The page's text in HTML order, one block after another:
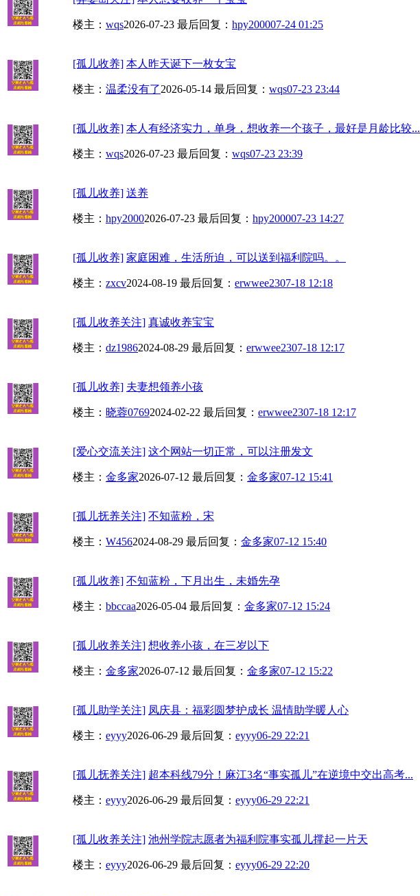
楼主： wqs2026-07-23 最后回复： hpy200007-24 01:25
[孤儿收养] 本人昨天诞下一枚女宝
楼主： 温柔没有了2026-05-14 最后回复： wqs07-23 23:44
[孤儿收养] 本人有经济实力，单身，想收养一个孩子，最好是月龄比较...
楼主： wqs2026-07-23 最后回复： wqs07-23 23:39
[孤儿收养] 送养
楼主： hpy20002026-07-23 最后回复： hpy200007-23 14:27
[孤儿收养] 家庭困难，生活所迫，可以送到福利院吗。。
楼主： zxcv2024-08-19 最后回复： erwwee2307-18 12:18
[孤儿收养关注] 真诚收养宝宝
楼主： dz19862024-08-29 最后回复： erwwee2307-18 12:17
[孤儿收养] 夫妻想领养小孩
楼主： 晓蓉07692024-02-22 最后回复： erwwee2307-18 12:17
[爱心交流关注] 这个网站一切正常，可以注册发文
楼主： 金多家2026-07-12 最后回复： 金多家07-12 15:41
[孤儿抚养关注] 不知蓝粉，宋
楼主： W4562024-08-29 最后回复： 金多家07-12 15:40
[孤儿收养] 不知蓝粉，下月出生，未婚先孕
楼主： bbccaa2026-05-04 最后回复： 金多家07-12 15:24
[孤儿收养关注] 想收养小孩，在三岁以下
楼主： 金多家2026-07-12 最后回复： 金多家07-12 15:22
[孤儿助学关注] 凤庆县：福彩圆梦护成长 温情助学暖人心
楼主： eyyy2026-06-29 最后回复： eyyy06-29 22:21
[孤儿抚养关注] 超本科线79分！麻江3名“事实孤儿”在逆境中交出高考...
楼主： eyyy2026-06-29 最后回复： eyyy06-29 22:21
[孤儿收养关注] 池州学院志愿者为福利院事实孤儿撑起一片天
楼主： eyyy2026-06-29 最后回复： eyyy06-29 22:20